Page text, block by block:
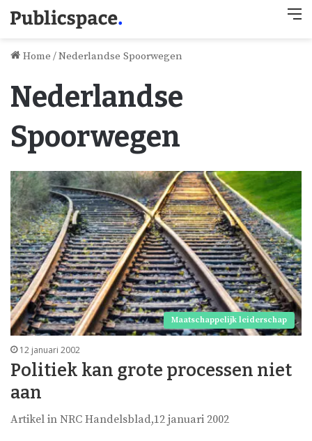
Home /Nederlandse Spoorwegen
Nederlandse
Spoorwegen
Maatschappelijk leiderschap
12 januari 2002
Politiek kan grote processen niet
aan
Artikel in NRC Handelsblad,12 januari 2002